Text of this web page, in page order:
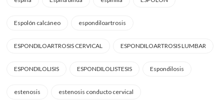
Espolón calcáneo espondiloartrosis
ESPONDILOARTROSIS CERVICAL ESPONDILOARTROSIS LUMBAR
ESPONDILOLISIS ESPONDILOLISTESIS Espondilosis
estenosis estenosis conducto cervical